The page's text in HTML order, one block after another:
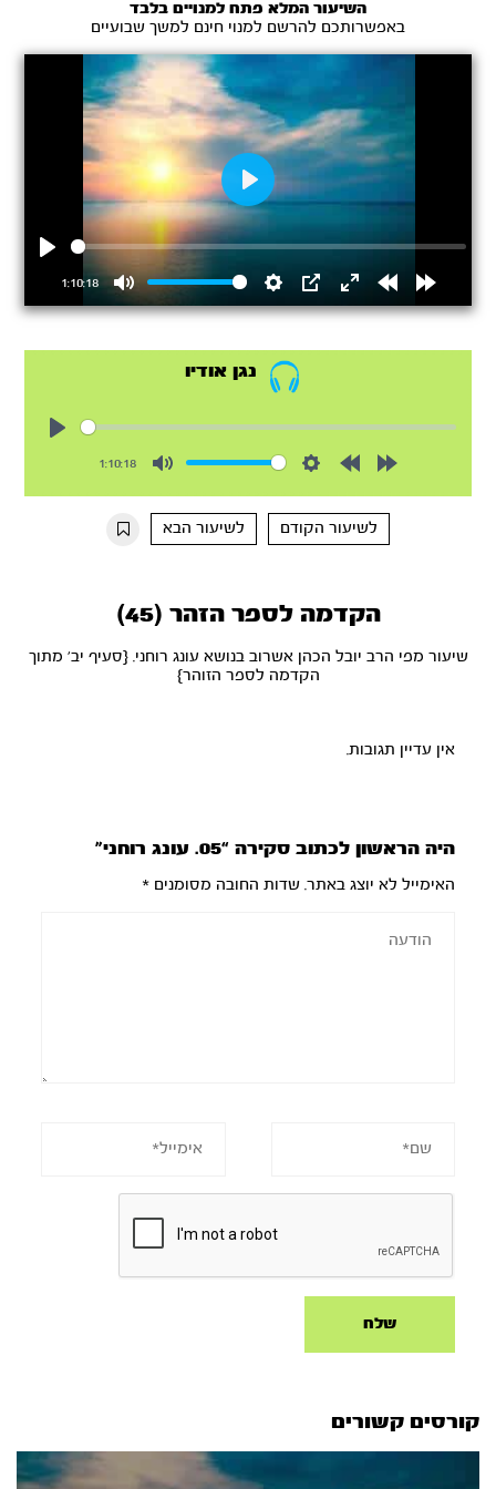
השיעור המלא פתח למנויים בלבד
באפשרותכם להרשם למנוי חינם למשך שבועיים
1:10:18
Mute Settings
PIP
EnterRewindForward
Play
נגן אודיו
1:10:18
10s
10s
לשיעור הקודם
לשיעור הבא
הקדמה לספר הזהר (45)
שיעור מפי הרב יובל הכהן אשרוב בנושא עונג רוחני. {סעיף יב' מתוך
הקדמה לספר הזוהר}
אין עדיין תגובות.
היה הראשון לכתוב סקירה “05. עונג רוחני”
האימייל לא יוצג באתר. שדות החובה מסומנים*
קורסים קשורים